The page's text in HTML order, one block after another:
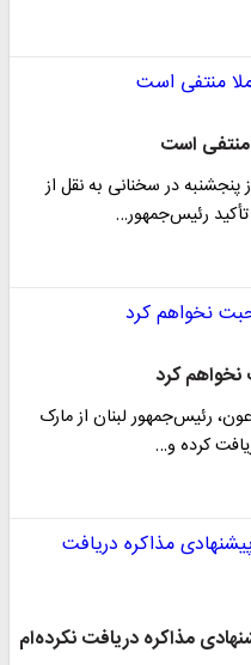
منتفی است
پنجشنبه در سخنانی به نقل از
رئیس‌جمهور…
نخواهم کرد
رئیس‌جمهور لبنان از مارک
کرده و…
مذاکره دریافت نکرده‌ام